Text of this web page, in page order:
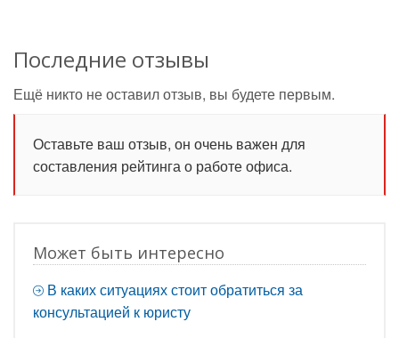
Последние отзывы
Ещё никто не оставил отзыв, вы будете первым.
Оставьте ваш отзыв, он очень важен для
составления рейтинга о работе офиса.
Может быть интересно
В каких ситуациях стоит обратиться за
консультацией к юристу